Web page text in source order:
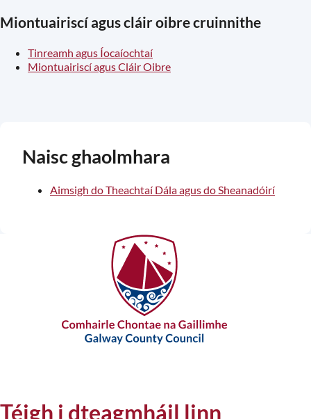
Miontuairiscí agus cláir oibre cruinnithe
Tinreamh agus Íocaíochtaí
Miontuairiscí agus Cláir Oibre
Naisc ghaolmhara
Aimsigh do Theachtaí Dála agus do Sheanadóirí
Téigh i dteagmháil linn